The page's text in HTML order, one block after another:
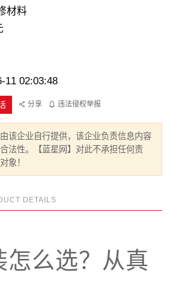
材料
11 02:03:48
分享 违法侵权举报
该企业自行提供，该企业负责信息内容
法性。【蓝星网】对此不承担任何责
象！
DETAILS
怎么选？从真